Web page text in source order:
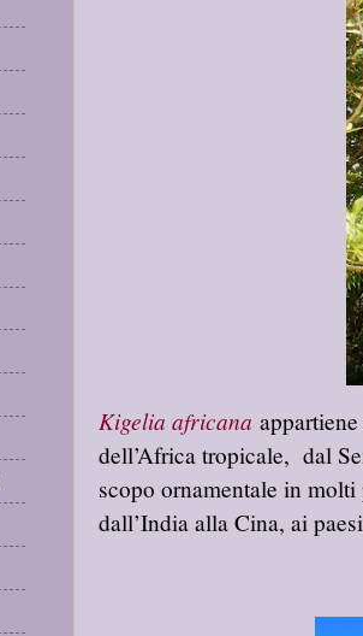
Kigelia africana
dell’Africa tropicale, dal
scopo ornamentale in molti
dall’India alla Cina, ai